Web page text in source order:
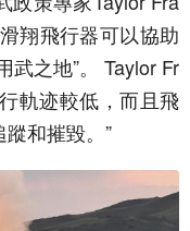
翔飛行器可以協助
武之地”。 Taylor Fr
軌迹較低，而且飛
和摧毀。”